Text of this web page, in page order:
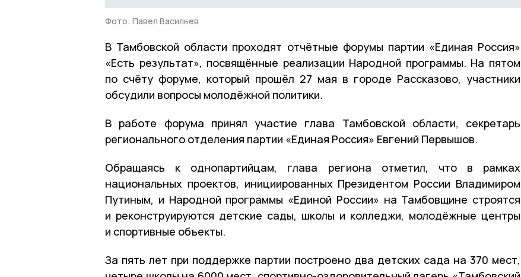
Фото: Павел Васильев
В Тамбовской области проходят отчётные форумы партии «Единая Россия»
«Есть результат», посвящённые реализации Народной программы. На пятом
по счёту форуме, который прошёл 27 мая в городе Рассказово, участники
обсудили вопросы молодёжной политики.
В работе форума принял участие глава Тамбовской области, секретарь
регионального отделения партии «Единая Россия» Евгений Первышов.
Обращаясь к однопартийцам, глава региона отметил, что в рамках
национальных проектов, инициированных Президентом России Владимиром
Путиным, и Народной программы «Единой России» на Тамбовщине строятся
и реконструируются детские сады, школы и колледжи, молодёжные центры
и спортивные объекты.
За пять лет при поддержке партии построено два детских сада на 370 мест,